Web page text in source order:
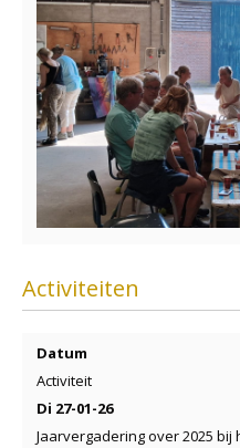
Activiteiten
Datum
Activiteit
Di 27-01-26
Jaarvergadering over 2025